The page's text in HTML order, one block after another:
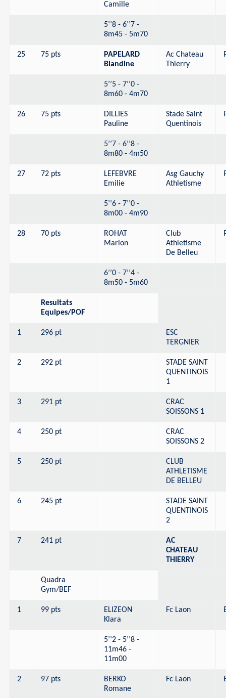
Camille
5’’8 - 6’’7 -
8m45 - 5m70
25 75 pts
PAPELARD
Blandine
Ac Chateau
Thierry
5’’5 - 7’’0 -
8m60 - 4m70
26 75 pts
DILLIES
Pauline
Stade Saint
Quentinois
5’’7 - 6’’8 -
8m80 - 4m50
27 72 pts
LEFEBVRE
Emilie
Asg Gauchy
Athletisme
5’’6 - 7’’0 -
8m00 - 4m90
28 70 pts
ROHAT
Marion
Club
Athletisme
De Belleu
6’’0 - 7’’4 -
8m50 - 5m60
Resultats
Equipes/POF
1 296 pt
ESC
TERGNIER
2 292 pt
STADE SAINT
QUENTINOIS
1
3 291 pt
CRAC
SOISSONS 1
4 250 pt
CRAC
SOISSONS 2
5 250 pt
CLUB
ATHLETISME
DE BELLEU
6 245 pt
STADE SAINT
QUENTINOIS
2
7 241 pt
AC
CHATEAU
THIERRY
Quadra
Gym/BEF
1 99 pts
ELIZEON
Klara
Fc Laon
5’’2 - 5’’8 -
11m46 -
11m00
2 97 pts
BERKO
Romane
Fc Laon